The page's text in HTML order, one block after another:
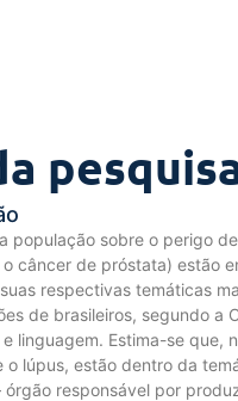
sobre o perigo
câncer de próstata) estão
respectivas temáticas
de brasileiros, segundo a
linguagem. Estima-se
lúpus, estão dentro da
responsável por